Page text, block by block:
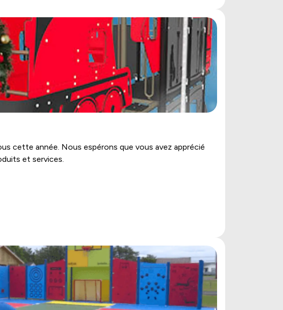
cette année. Nous espérons que vous avez apprécié
et services.